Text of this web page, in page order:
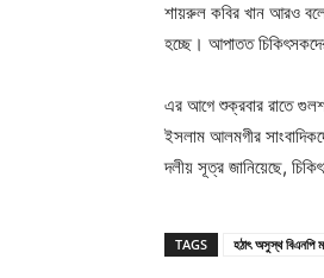
শায়রুল কবির খান আরও
হচ্ছে। আপাতত
এর আগে শুক্রবার রাতে
ইসলাম আলমগীর
দলীয় সূত্র জানিয়েছে,
TAGS হঠাৎ অসুস্থ বিএনপি